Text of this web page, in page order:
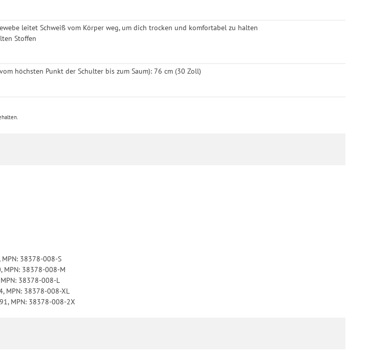
leitet Schweiß vom Körper weg, um dich trocken und komfortabel zu halten
Stoffen
höchsten Punkt der Schulter bis zum Saum): 76 cm (30 Zoll)
38378-008-S
MPN: 38378-008-M
38378-008-L
MPN: 38378-008-XL
MPN: 38378-008-2X